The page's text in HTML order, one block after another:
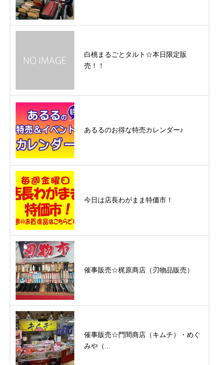
白桃まるごとタルト☆本日限定販
売！！
あるるのお得な特売カレンダー♪
今日は店長わがまま特価市！
催事販売☆梶原商店（刃物品販売）
催事販売☆門間商店（キムチ）・めぐ
みや（...